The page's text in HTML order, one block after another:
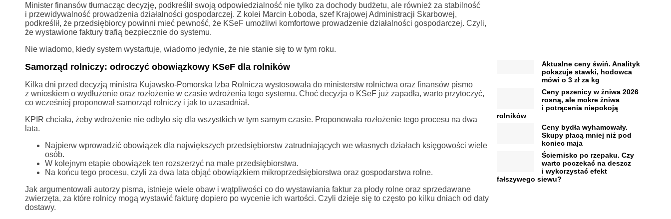
Minister finansów tłumacząc decyzję, podkreślił swoją odpowiedzialność nie tylko za dochody budżetu, ale również za stabilność
i przewidywalność prowadzenia działalności gospodarczej. Z kolei Marcin Łoboda, szef Krajowej Administracji Skarbowej,
podkreślił, że przedsiębiorcy powinni mieć pewność, że KSeF umożliwi komfortowe prowadzenie działalności gospodarczej. Czyli,
że wystawione faktury trafią bezpiecznie do systemu.
Nie wiadomo, kiedy system wystartuje, wiadomo jedynie, że nie stanie się to w tym roku.
Samorząd rolniczy: odroczyć obowiązkowy KSeF dla rolników
Kilka dni przed decyzją ministra Kujawsko-Pomorska Izba Rolnicza wystosowała do ministerstw rolnictwa oraz finansów pismo
z wnioskiem o wydłużenie oraz rozłożenie w czasie wdrożenia tego systemu. Choć decyzja o KSeF już zapadła, warto przytoczyć,
co wcześniej proponował samorząd rolniczy i jak to uzasadniał.
KPIR chciała, żeby wdrożenie nie odbyło się dla wszystkich w tym samym czasie. Proponowała rozłożenie tego procesu na dwa
lata.
Najpierw wprowadzić obowiązek dla największych przedsiębiorstw zatrudniających we własnych działach księgowości wiele
osób.
W kolejnym etapie obowiązek ten rozszerzyć na małe przedsiębiorstwa.
Na końcu tego procesu, czyli za dwa lata objąć obowiązkiem mikroprzedsiębiorstwa oraz gospodarstwa rolne.
Jak argumentowali autorzy pisma, istnieje wiele obaw i wątpliwości co do wystawiania faktur za płody rolne oraz sprzedawane
zwierzęta, za które rolnicy mogą wystawić fakturę dopiero po wycenie ich wartości. Czyli dzieje się to często po kilku dniach od daty
dostawy.
Aktualne ceny świń. Analityk
pokazuje stawki, hodowca
mówi o 3 zł za kg
Ceny pszenicy w żniwa 2026
rosną, ale mokre żniwa
i potrącenia niepokoją
rolników
Ceny bydła wyhamowały.
Skupy płacą mniej niż pod
koniec maja
Ściernisko po rzepaku. Czy
warto poczekać na deszcz
i wykorzystać efekt
fałszywego siewu?